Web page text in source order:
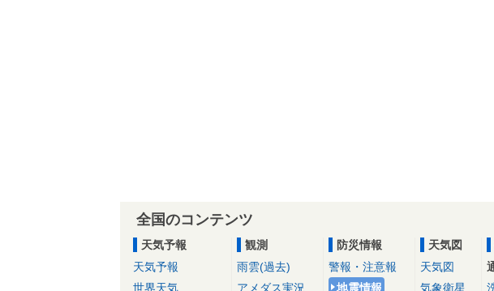
全国のコンテンツ
天気予報
天気予報
世界天気
観測
雨雲(過去)
アメダス実況
防災情報
警報・注意報
地震情報
天気図
天気図
気象衛星